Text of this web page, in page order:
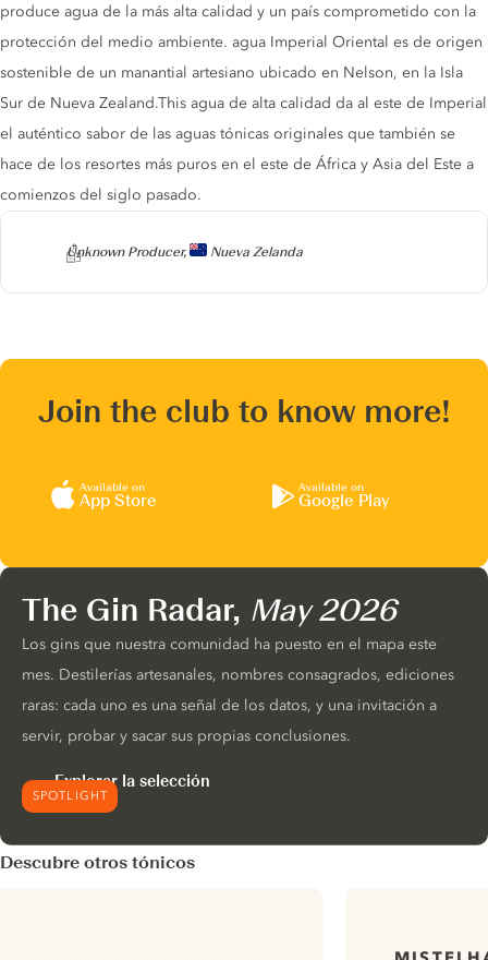
Producer
Unknown Producer, Nueva Zelanda
produce agua de la más alta calidad y un país comprometido con la
protección del medio ambiente. agua Imperial Oriental es de origen
sostenible de un manantial artesiano ubicado en Nelson, en la Isla
Sur de Nueva Zealand.This agua de alta calidad da al este de Imperial
el auténtico sabor de las aguas tónicas originales que también se
hace de los resortes más puros en el este de África y Asia del Este a
comienzos del siglo pasado.
Join the club to know more!
Available on
App Store
Available on
Google Play
SPOTLIGHT
The Gin Radar, May 2026
Los gins que nuestra comunidad ha puesto en el mapa este
mes. Destilerías artesanales, nombres consagrados, ediciones
raras: cada uno es una señal de los datos, y una invitación a
servir, probar y sacar sus propias conclusiones.
Explorar la selección
Descubre otros tónicos